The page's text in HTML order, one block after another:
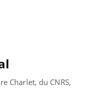
Charlet, du CNRS,